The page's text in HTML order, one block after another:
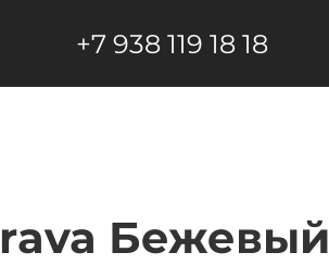
+7 938 119 18 18
Бежевый